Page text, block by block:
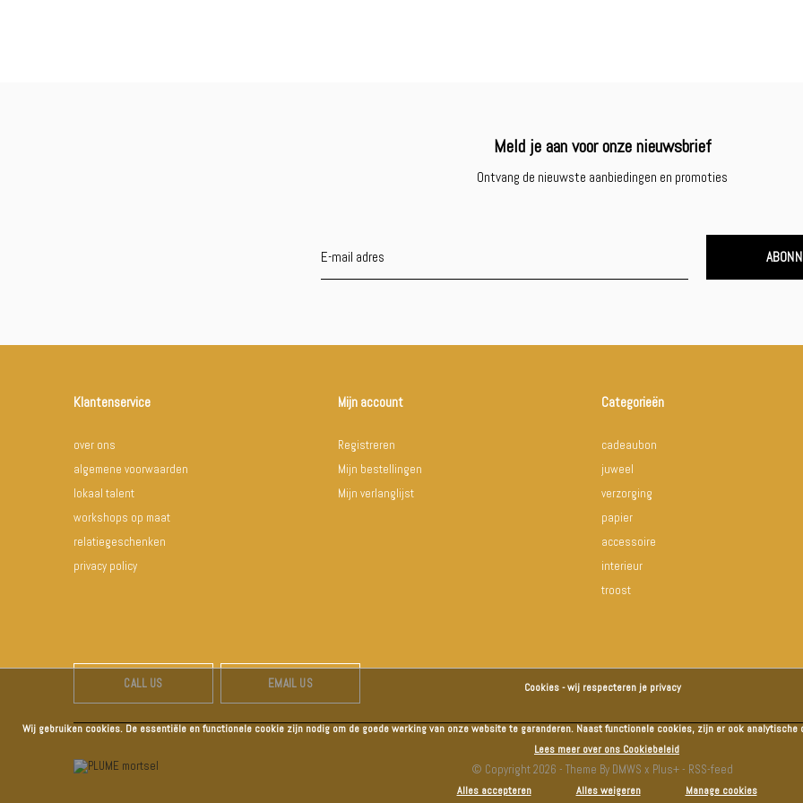
Meld je aan voor onze nieuwsbrief
Ontvang de nieuwste aanbiedingen en promoties
Klantenservice
over ons
algemene voorwaarden
lokaal talent
workshops op maat
relatiegeschenken
privacy policy
Mijn account
Registreren
Mijn bestellingen
Mijn verlanglijst
Categorieën
cadeaubon
juweel
verzorging
papier
accessoire
interieur
troost
CALL US EMAIL US
© Copyright2026 - Theme By DMWS x Plus+- RSS-feed
Cookies - wij respecteren je privacy
Wij gebruiken cookies. De essentiële en functionele cookie zijn nodig om de goede werking van onze website te garanderen. Naast functionele cookies, zijn er ook
Lees meer over ons Cookiebeleid
Alles accepteren Alles weigeren Manage cookies